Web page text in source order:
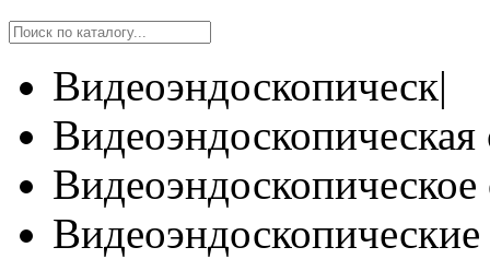
Видеоэндоскопическ|
Видеоэндоскопическая